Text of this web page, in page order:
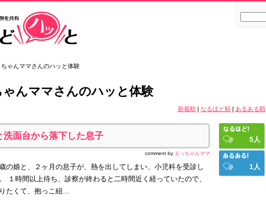
ゃんママさんのハッと体験
ゃんママさんのハッと体験
新着順 なるほど順 あるある順
洗面台から落下した息子
comment by えっちゃんママ
の娘と、２ヶ月の息子が、熱を出してしまい、小児科を受診し
１時間以上待ち、診察が終わると二時間近く経っていたので、
たくて、抱っこ紐…
5人
1人